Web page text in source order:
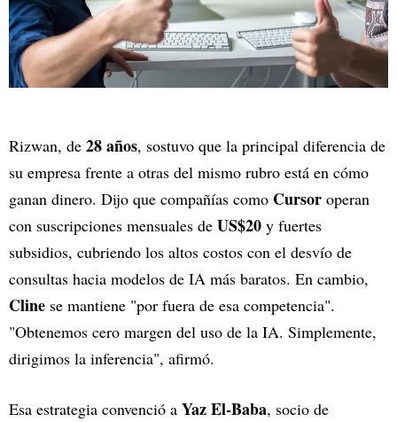
Rizwan, de 28 años, sostuvo que la principal diferencia de
su empresa frente a otras del mismo rubro está en cómo
ganan dinero. Dijo que compañías como Cursor operan
con suscripciones mensuales de US$20 y fuertes
subsidios, cubriendo los altos costos con el desvío de
consultas hacia modelos de IA más baratos. En cambio,
Cline se mantiene "por fuera de esa competencia".
"Obtenemos cero margen del uso de la IA. Simplemente,
dirigimos la inferencia", afirmó.
Esa estrategia convenció a Yaz El-Baba, socio de